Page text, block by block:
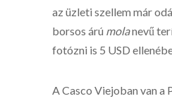
az üzleti szellem már
borsos árú molanevű
fotózni is 5 USD
A Casco Viejoban van a